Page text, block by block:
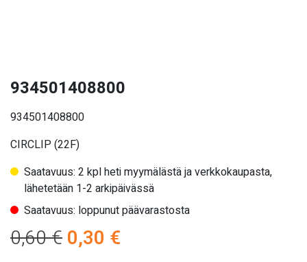
934501408800
934501408800
CIRCLIP (22F)
Saatavuus: 2 kpl heti myymälästä ja verkkokaupasta,
lähetetään 1-2 arkipäivässä
Saatavuus: loppunut päävarastosta
0,60€Alkuperäinen
0,30 €